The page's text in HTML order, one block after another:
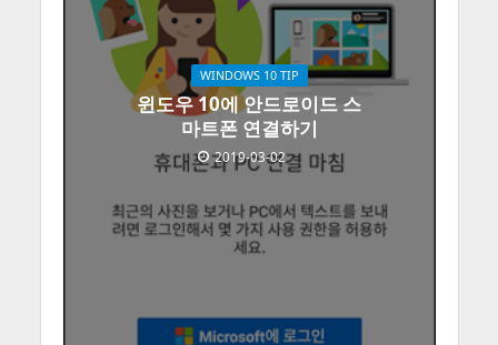
WINDOWS 10 TIP
윈도우 10에 안드로이드 스
마트폰 연결하기
2019-03-02